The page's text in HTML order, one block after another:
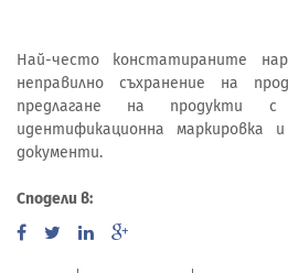
Най-често констатираните
неправилно съхранение на
предлагане на продукти
идентификационна маркировка
документи.
Сподели в: